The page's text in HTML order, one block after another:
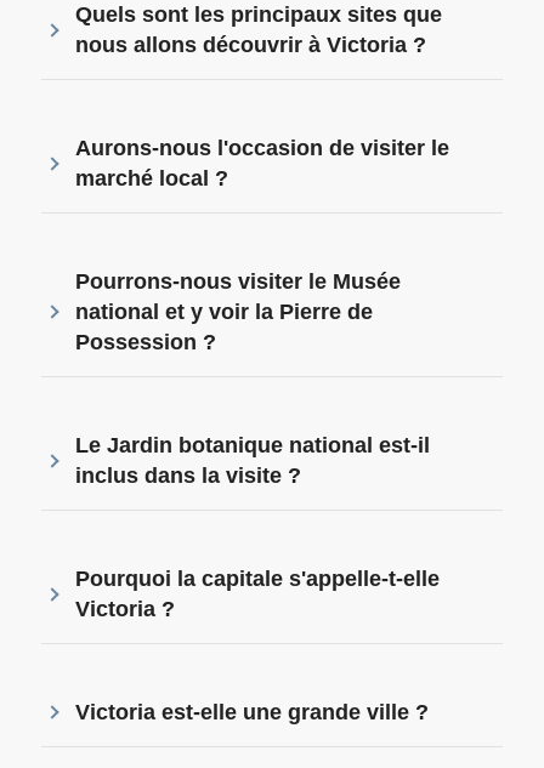
Quels sont les principaux sites que
nous allons découvrir à Victoria ?
Aurons-nous l'occasion de visiter le
marché local ?
Pourrons-nous visiter le Musée
national et y voir la Pierre de
Possession ?
Le Jardin botanique national est-il
inclus dans la visite ?
Pourquoi la capitale s'appelle-t-elle
Victoria ?
Victoria est-elle une grande ville ?